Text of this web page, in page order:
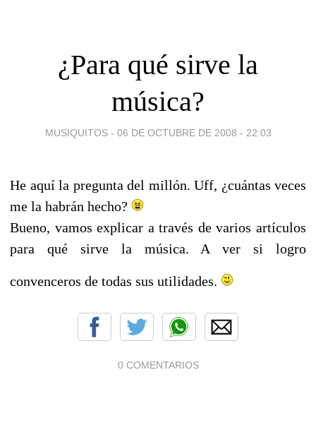
¿Para qué sirve la
música?
MUSIQUITOS - 06 DE OCTUBRE DE 2008 - 22:03
He aquí la pregunta del millón. Uff, ¿cuántas veces
me la habrán hecho?
Bueno, vamos explicar a través de varios artículos
para qué sirve la música. A ver si logro
convenceros de todas sus utilidades.
0 COMENTARIOS